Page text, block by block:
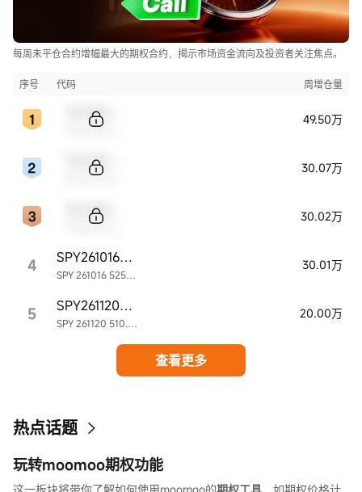
每周未平仓合约增幅最大的期权合约，揭示市场资金流向及投资者关注焦点。
序号 代码 周增仓量
49.50万
30.07万
30.02万
4 SPY 261016 525.00P
SPY261016P525000 30.01万
5 SPY 261120 510.00P
SPY261120P510000 20.00万
查看更多
热点话题
玩转moomoo期权功能